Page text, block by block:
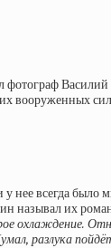
вооруженных
нее всегда
называл их
охлаждение.
разлука